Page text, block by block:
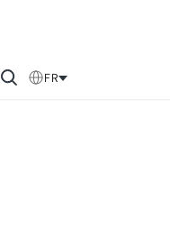
FR